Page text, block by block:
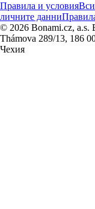
Правила и условия
личните данни
© 2026 Bonami.cz, a.s.
Thámova 289/13, 186
Чехия